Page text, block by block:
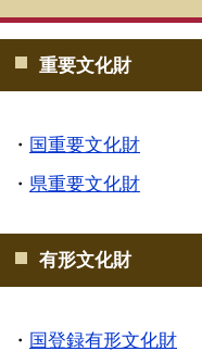
重要文化財
​・ 国重要文化財
・ 県重要文化財
有形文化財
・ 国登録有形文化財